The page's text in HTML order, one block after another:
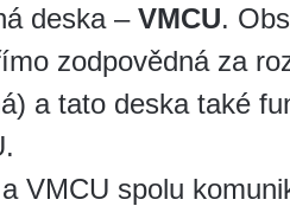
deska – VMCU.
zodpovědná za
a tato deska také
VMCU spolu